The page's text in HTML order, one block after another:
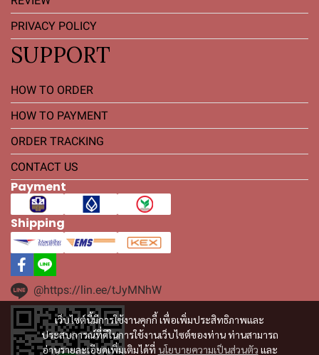
เว็บไซต์นี้มีการใช้งานคุกกี้ เพื่อเพิ่มประสิทธิภาพและ
ประสบการณ์ที่ดีในการใช้งานเว็บไซต์ของท่าน ท่านสามารถ
อ่านรายละเอียดเพิ่มเติมได้ที่ นโยบายความเป็นส่วนตัว และ
PRIVACY POLICY
SUPPORT
HOW TO ORDER
HOW TO PAYMENT
ORDER TRACKING
CONTACT US
Payment
Shipping
@https://lin.ee/tJyMNhW